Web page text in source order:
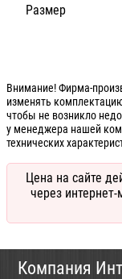
Размер
Внимание! Фирма-
изменять
чтобы не возникло
у менеджера нашей
технических
Цена на сайте
через
Компания